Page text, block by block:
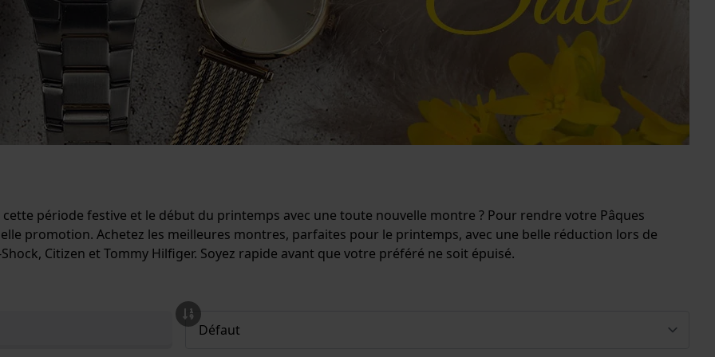
période festive et le début du printemps avec une toute nouvelle montre ? Pour rendre votre Pâques
promotion. Achetez les meilleures montres, parfaites pour le printemps, avec une belle réduction lors de
Citizen et Tommy Hilfiger. Soyez rapide avant que votre préféré ne soit épuisé.